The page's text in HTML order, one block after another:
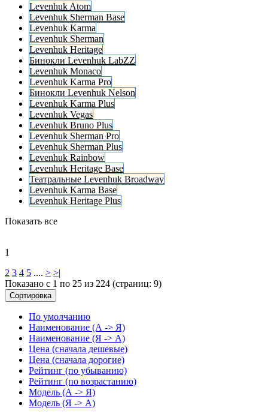
Levenhuk Atom
Levenhuk Sherman Base
Levenhuk Karma
Levenhuk Sherman
Levenhuk Heritage
Бинокли Levenhuk LabZZ
Levenhuk Monaco
Levenhuk Karma Pro
Бинокли Levenhuk Nelson
Levenhuk Karma Plus
Levenhuk Vegas
Levenhuk Bruno Plus
Levenhuk Sherman Pro
Levenhuk Sherman Plus
Levenhuk Rainbow
Levenhuk Heritage Base
Театральные Levenhuk Broadway
Levenhuk Karma Base
Levenhuk Heritage Plus
Показать все
1
2 3 4 5 .... > >|
Показано с 1 по 25 из 224 (страниц: 9)
Сортировка
По умолчанию
Наименование (А -> Я)
Наименование (Я -> А)
Цена (сначала дешевые)
Цена (сначала дорогие)
Рейтинг (по убыванию)
Рейтинг (по возрастанию)
Модель (А -> Я)
Модель (Я -> А)